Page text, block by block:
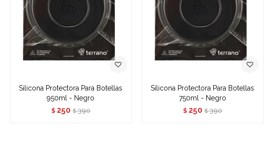
Silicona Protectora Para Botellas
950ml - Negro
$ 250 $ 390
Silicona Protectora Para Botellas
750ml - Negro
$ 250 $ 390